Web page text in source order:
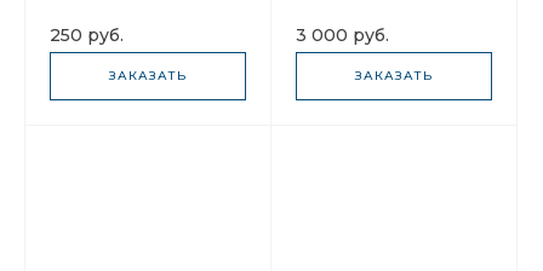
133.0560.579
250 руб.
ЗАКАЗАТЬ
3 000 руб.
ЗАКАЗАТЬ